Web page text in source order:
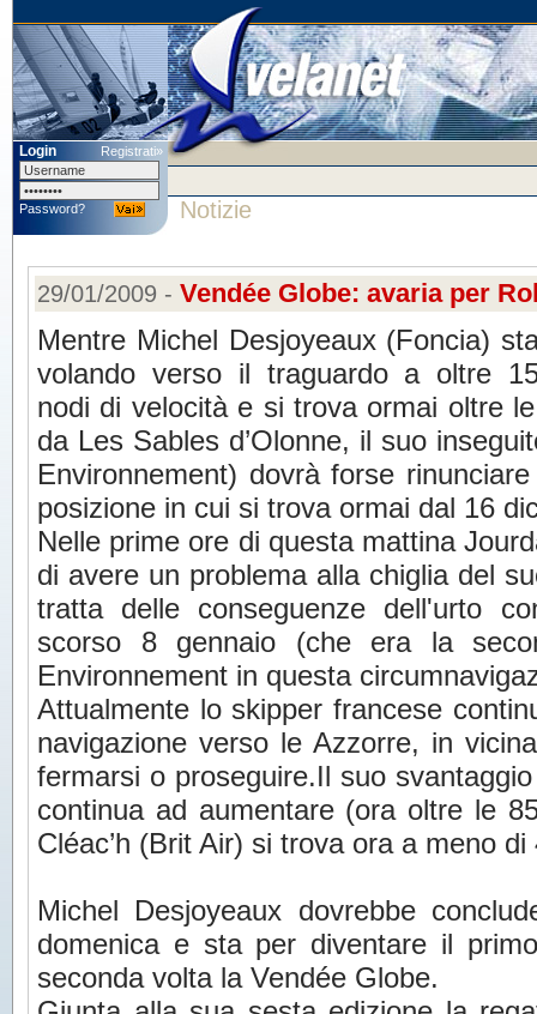
Login Registrati»
Password? Notizie
29/01/2009 - Vendée Globe: avaria per
Mentre Michel Desjoyeaux (Foncia)
volando verso il traguardo a oltre
nodi di velocità e si trova ormai oltre
da Les Sables d’Olonne, il suo
Environnement) dovrà forse
posizione in cui si trova ormai dal 16
Nelle prime ore di questa mattina
di avere un problema alla chiglia del
tratta delle conseguenze dell'urto
scorso 8 gennaio (che era la
Environnement in questa
Attualmente lo skipper francese
navigazione verso le Azzorre, in
fermarsi o proseguire.Il suo
continua ad aumentare (ora oltre le
Cléac’h (Brit Air) si trova ora a meno
Michel Desjoyeaux dovrebbe
domenica e sta per diventare il
seconda volta la Vendée Globe.